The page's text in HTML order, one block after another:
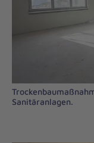
Sanitäranlagen.